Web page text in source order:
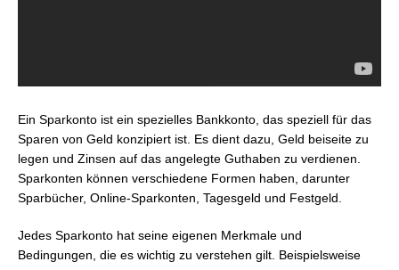
Ein Sparkonto ist ein spezielles Bankkonto, das speziell für das
Sparen von Geld konzipiert ist. Es dient dazu, Geld beiseite zu
legen und Zinsen auf das angelegte Guthaben zu verdienen.
Sparkonten können verschiedene Formen haben, darunter
Sparbücher, Online-Sparkonten, Tagesgeld und Festgeld.
Jedes Sparkonto hat seine eigenen Merkmale und
Bedingungen, die es wichtig zu verstehen gilt. Beispielsweise